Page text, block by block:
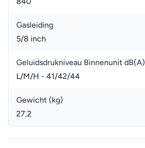
Gasleiding
5/8 inch
Geluidsdrukniveau Binnenunit dB(A)
L/M/H - 41/42/44
Gewicht (kg)
27,2